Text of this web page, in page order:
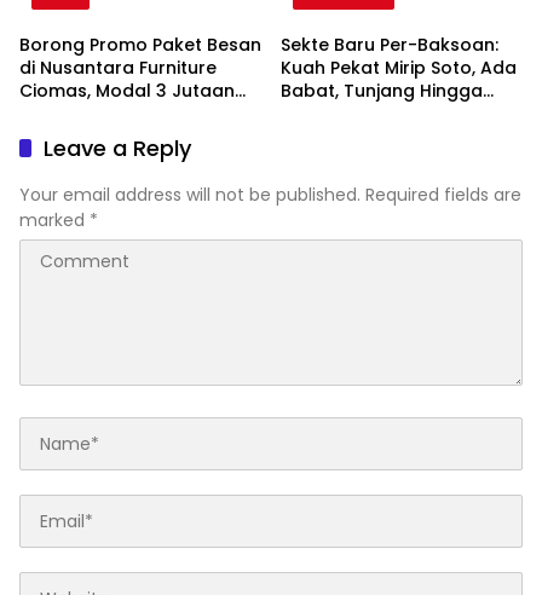
Borong Promo Paket Besan
di Nusantara Furniture
Ciomas, Modal 3 Jutaan
Sekte Baru Per-Baksoan:
Kuah Pekat Mirip Soto, Ada
Babat, Tunjang Hingga
Leave a Reply
Your email address will not be published. Required fields are
marked *